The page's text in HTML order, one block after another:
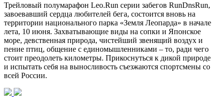
Трейловый полумарафон Leo.Run серии забегов RunDnsRun,
завоевавший сердца любителей бега, состоится вновь на
территории национального парка «Земля Леопарда» в начале
лета, 10 июня. Захватывающие виды на сопки и Японское
море, девственная природа, чистейший звенящий воздух и
пение птиц, общение с единомышленниками – то, ради чего
стоит преодолеть километры. Прикоснуться к дикой природе
и испытать себя на выносливость съезжаются спортсмены со
всей России.